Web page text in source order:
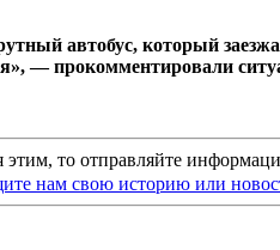
автобус, который
— прокомментировали
то отправляйте